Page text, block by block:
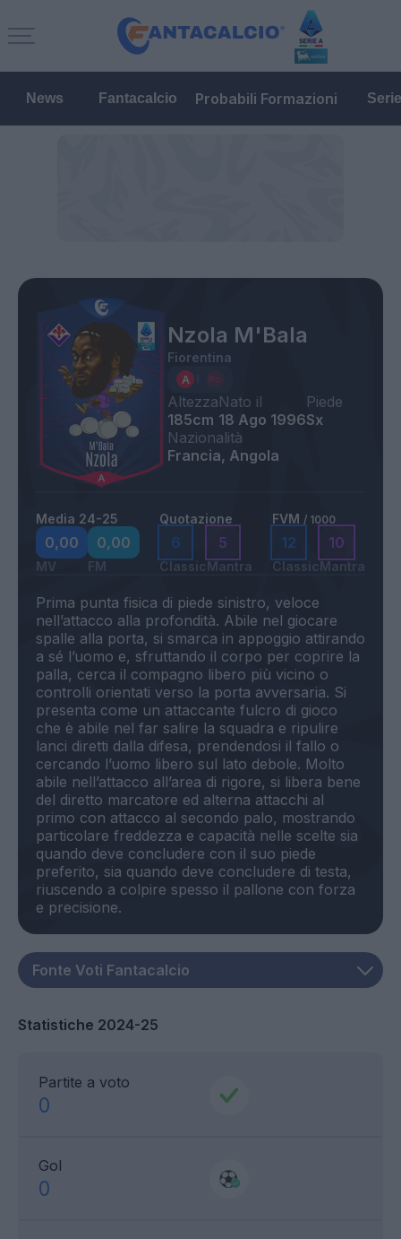
News Fantacalcio Probabili Formazioni
Nzola M'Bala
Fiorentina
Altezza
185cm
Nato il
18 Ago 1996
Piede
Sx
Nazionalità
Francia, Angola
Media 24-25
0,00
MV
0,00
FM
Quotazione
6
Classic
5
Mantra
FVM / 1000
12
Classic
10
Mantra
Prima punta fisica di piede sinistro, veloce
nell’attacco alla profondità. Abile nel giocare
spalle alla porta, si smarca in appoggio attirando
a sé l’uomo e, sfruttando il corpo per coprire la
palla, cerca il compagno libero più vicino o
controlli orientati verso la porta avversaria. Si
presenta come un attaccante fulcro di gioco
che è abile nel far salire la squadra e ripulire
lanci diretti dalla difesa, prendendosi il fallo o
cercando l’uomo libero sul lato debole. Molto
abile nell’attacco all’area di rigore, si libera bene
del diretto marcatore ed alterna attacchi al
primo con attacco al secondo palo, mostrando
particolare freddezza e capacità nelle scelte sia
quando deve concludere con il suo piede
preferito, sia quando deve concludere di testa,
riuscendo a colpire spesso il pallone con forza
Statistiche 2024-25
Partite a voto
0
Gol
0